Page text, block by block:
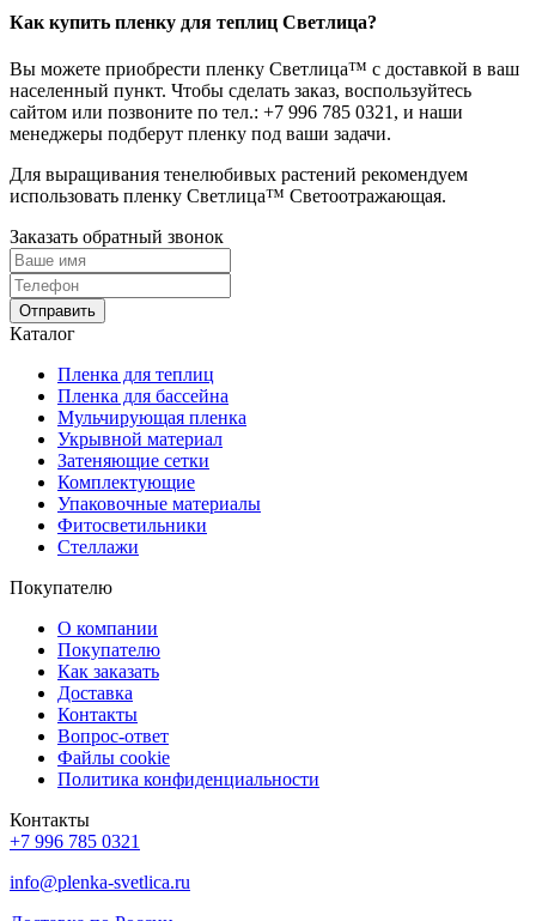
Как купить пленку для теплиц Светлица?
Вы можете приобрести пленку Светлица™ с доставкой в ваш
населенный пункт. Чтобы сделать заказ, воспользуйтесь
сайтом или позвоните по тел.: +7 996 785 0321 , и наши
менеджеры подберут пленку под ваши задачи.
Для выращивания тенелюбивых растений рекомендуем
использовать пленку Светлица™ Светоотражающая.
Заказать обратный звонок
Отправить
Каталог
Пленка для теплиц
Пленка для бассейна
Мульчирующая пленка
Укрывной материал
Затеняющие сетки
Комплектующие
Упаковочные материалы
Фитосветильники
Стеллажи
Покупателю
О компании
Покупателю
Как заказать
Доставка
Контакты
Вопрос-ответ
Файлы cookie
Политика конфиденциальности
Контакты
+7 996 785 0321
info@plenka-svetlica.ru